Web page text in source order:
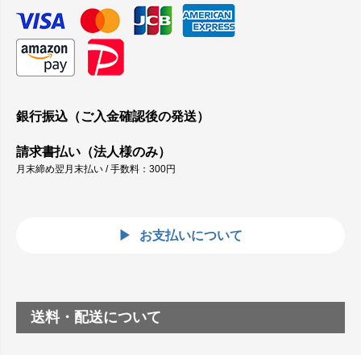
銀行振込（ご入金確認後の発送）
請求書払い（法人様のみ）
月末締め翌月末払い / 手数料：300円
お支払いについて
送料・配送について